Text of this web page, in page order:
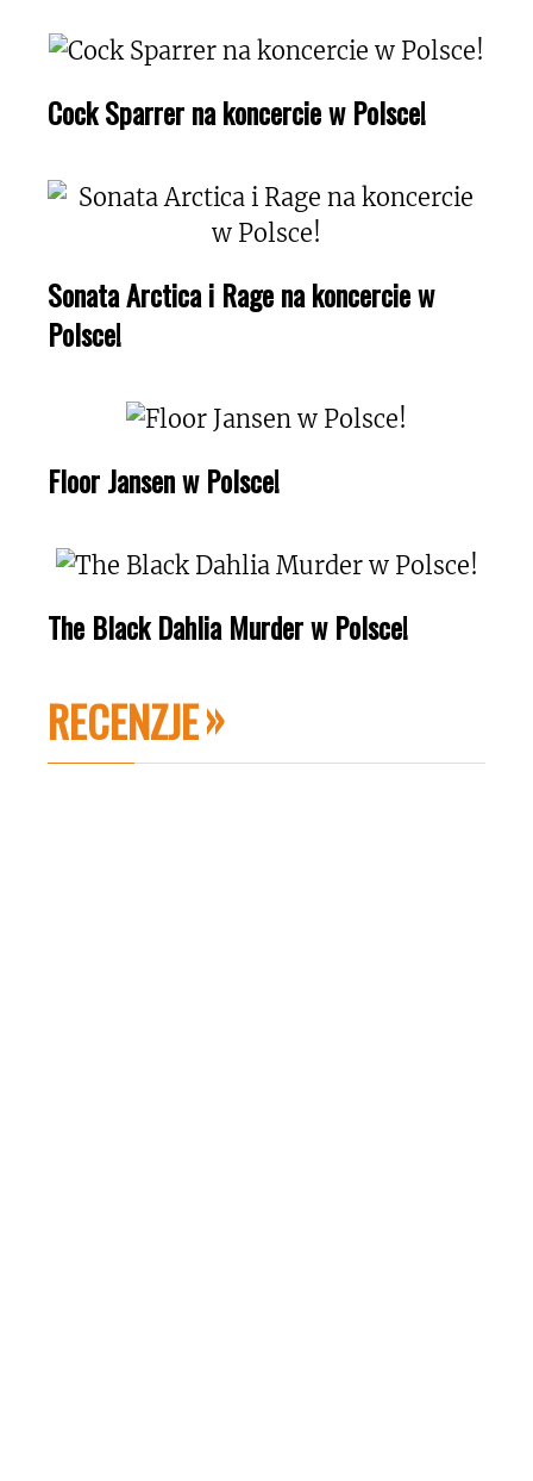
Cock Sparrer na koncercie w Polsce!
Sonata Arctica i Rage na koncercie w
Polsce!
Floor Jansen w Polsce!
The Black Dahlia Murder w Polsce!
RECENZJE